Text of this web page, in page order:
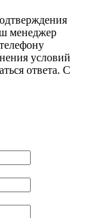
менеджер
условий
ответа. С